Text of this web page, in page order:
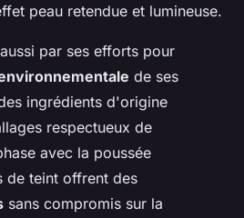
peau retendue et lumineuse.
par ses efforts pour
de ses
ingrédients d'origine
respectueux de
avec la poussée
de teint offrent des
sans compromis sur la